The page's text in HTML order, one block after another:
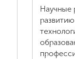
Научные